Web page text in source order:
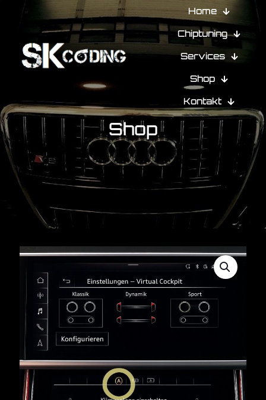
Home
Chiptuning
Services
Shop
Kontakt
Shop